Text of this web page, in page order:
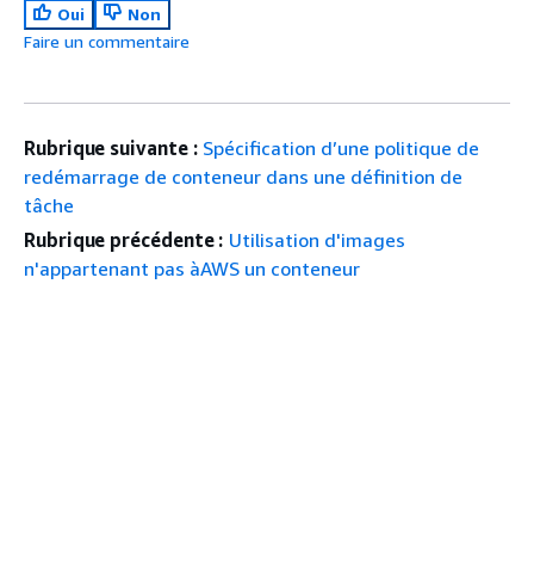
Oui
Non
Faire un commentaire
Rubrique suivante : Spécification d’une politique de
redémarrage de conteneur dans une définition de
tâche
Rubrique précédente : Utilisation d'images
n'appartenant pas àAWS un conteneur